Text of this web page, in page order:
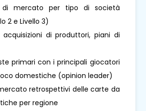
di mercato per tipo di società
2 e Livello 3)
acquisizioni di produttori, piani di
primari con i principali giocatori
domestiche (opinion leader)
retrospettivi delle carte da
per regione